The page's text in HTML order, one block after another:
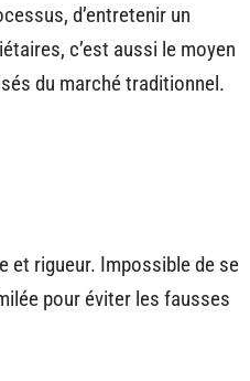
d’entretenir un
c’est aussi le moyen
du marché traditionnel.
et rigueur. Impossible de se
pour éviter les fausses